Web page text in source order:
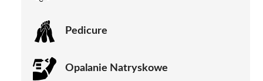
Pedicure
Opalanie Natryskowe